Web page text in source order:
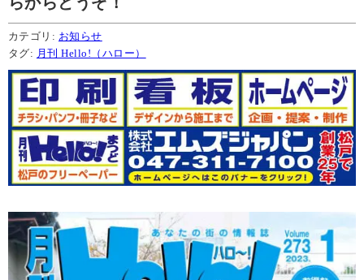
カテゴリ: お知らせ
タグ: 月刊 Hello!（ハロー）